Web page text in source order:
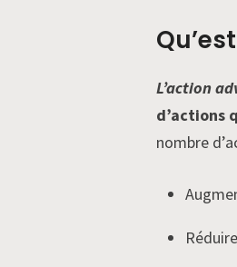
L’action
d’actions
nombre